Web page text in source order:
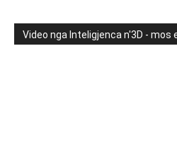
Video nga Inteligjenca n'3D - mos